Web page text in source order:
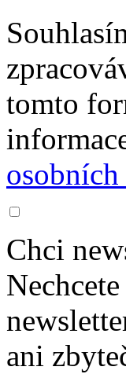
tomto
Chci
ani